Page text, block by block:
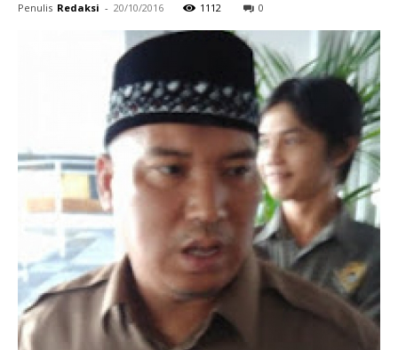
Penulis Redaksi - 20/10/2016 1112 0